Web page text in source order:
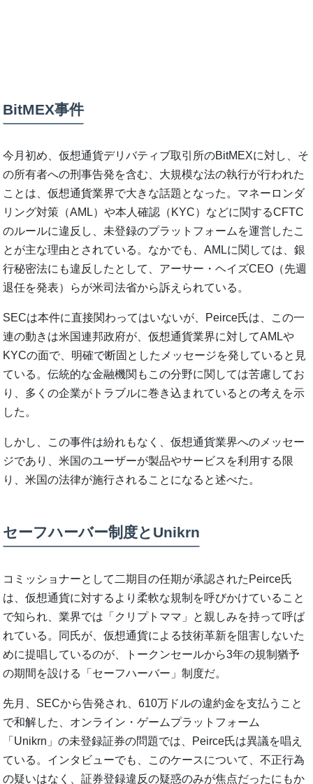
BitMEX事件
今月初め、仮想通貨デリバティブ取引所のBitMEXに対し、そ
の所有者への刑事告発を含む、大規模な法の執行が行われた
ことは、仮想通貨業界で大きな話題となった。マネーロンダ
リング対策（AML）や本人確認（KYC）などに関するCFTC
のルールに違反し、未登録のプラットフォームを運営したこ
とが主な理由とされている。なかでも、AMLに関しては、銀
行秘密法にも違反したとして、アーサー・ヘイズCEO（先週
退任を発表）らが米司法省から訴えられている。
SECは本件に直接関わってはいないが、Peirce氏は、この一
連の動きは米国連邦政府が、仮想通貨業界に対してAMLや
KYCの面で、明確で断固としたメッセージを発していると見
ている。伝統的な金融機関もこの分野に関しては苦慮してお
り、多くの企業がトラブルに巻き込まれているとの考えを示
した。
しかし、この事件は紛れもなく、仮想通貨業界へのメッセー
ジであり、米国のユーザーが製品やサービスを利用する限
り、米国の法律が施行されることになると述べた。
セーフハーバー制度とUnikrn
コミッショナーとして二期目の任期が承認されたPeirce氏
は、仮想通貨に対するより柔軟な規制を呼びかけていること
で知られ、業界では「クリプトママ」と親しみを持って呼ば
れている。同氏が、仮想通貨による技術革新を阻害しないた
めに提唱しているのが、トークンセールから3年の規制猶予
の期間を設ける「セーフハーバー」制度だ。
先月、SECから告発され、610万ドルの違約金を支払うこと
で和解した、オンライン・ゲームプラットフォーム
「Unikrn」の未登録証券の問題では、Peirce氏は異議を唱え
ている。インタビューでも、このケースについて、不正行為
の疑いはなく、証券登録違反の疑惑のみが焦点だったにもか